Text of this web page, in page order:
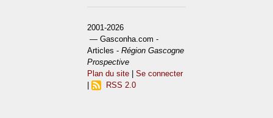
2001-2026
— Gasconha.com -
Articles -Région Gascogne
Prospective
Plan du site |Se connecter
RSS 2.0